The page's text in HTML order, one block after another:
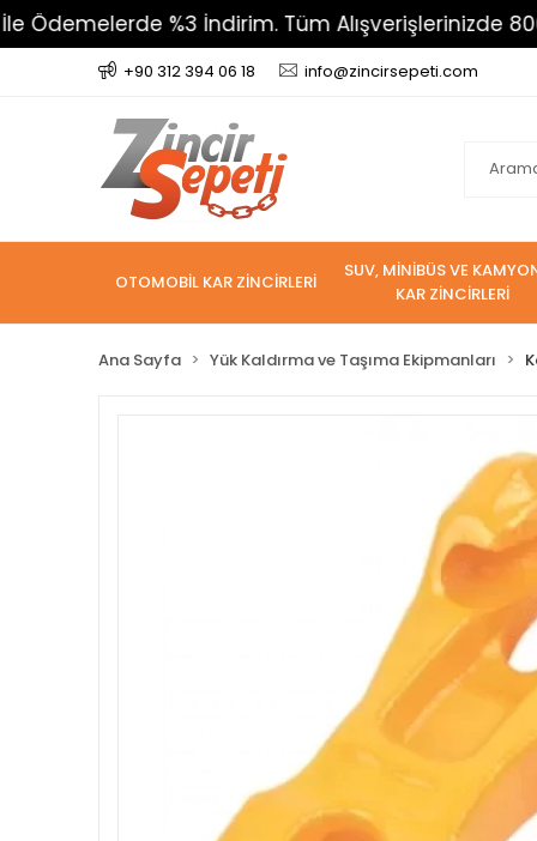
%3 İndirim. Tüm Alışverişlerinizde 800 TL
+90 312 394 06 18 info@zincirsepeti.com
OTOMOBİL KAR ZİNCİRLERİ
SUV, MİNİBÜS VE
KAR ZİNCİRLERİ
Ana Sayfa Yük Kaldırma ve Taşıma Ekipmanları